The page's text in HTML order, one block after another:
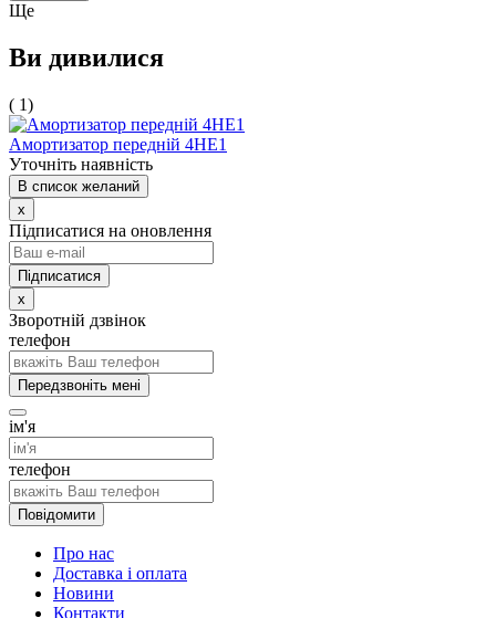
Ще
Ви дивилися
( 1)
Амортизатор передній 4HЕ1
Уточніть наявність
В список желаний
x
Підписатися на оновлення
x
Зворотній дзвінок
телефон
Передзвоніть мені
ім'я
телефон
Повідомити
Про нас
Доставка і оплата
Новини
Контакти